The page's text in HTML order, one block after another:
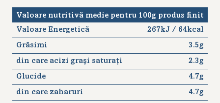
Valoare nutritivă medie pentru 100g produs finit
Valoare Energetică
267kJ / 64kcal
Grăsimi
3.5g
din care acizi graşi saturaţi
2.3g
Glucide
4.7g
din care zaharuri
4.7g